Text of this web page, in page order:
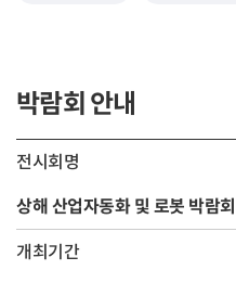
박람회 안내
전시회명
상해 산업자동화 및 로봇 박람
개최기간